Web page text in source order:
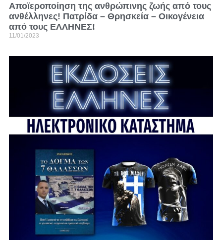
Αποϊεροποίηση της ανθρώπινης ζωής από τους
ανθέλληνες! Πατρίδα – Θρησκεία – Οικογένεια
από τους ΕΛΛΗΝΕΣ!
11/01/2023